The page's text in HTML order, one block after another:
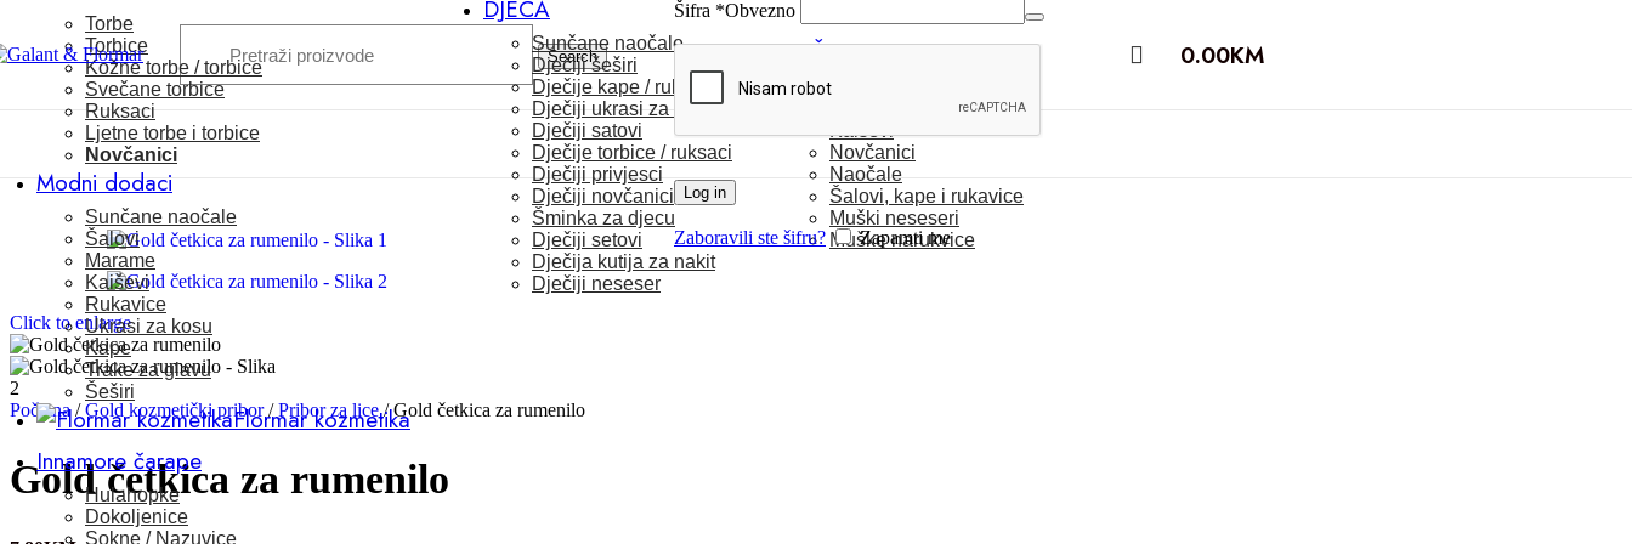
Skip to navigation Skip to main content
Search
Šifra *Obvezno
Log in
Zaboravili ste šifru? Zapamti me
0.00KM
Torbe
Torbice
Kožne torbe / torbice
Svečane torbice
Ruksaci
Ljetne torbe i torbice
Novčanici
Modni dodaci
Sunčane naočale
Šalovi
Marame
Kaiševi
Rukavice
Ukrasi za kosu
Kape
Trake za glavu
Šeširi
Flormar kozmetika
Innamore čarape
Hulahopke
Dokoljenice
Sokne / Nazuvice
DJECA
Sunčane naočale
Dječiji šeširi
Dječije kape / rukavice
Dječiji ukrasi za kosu
Dječiji satovi
Dječije torbice / ruksaci
Dječiji privjesci
Dječiji novčanici
Šminka za djecu
Dječiji setovi
Dječija kutija za nakit
Dječiji neseser
MUŠKARCI
Satovi
Kaiševi
Novčanici
Naočale
Šalovi, kape i rukavice
Muški neseseri
Muške narukvice
Click to enlarge
Početna/ Gold kozmetički pribor/ Pribor za lice/ Gold četkica za rumenilo
Gold četkica za rumenilo